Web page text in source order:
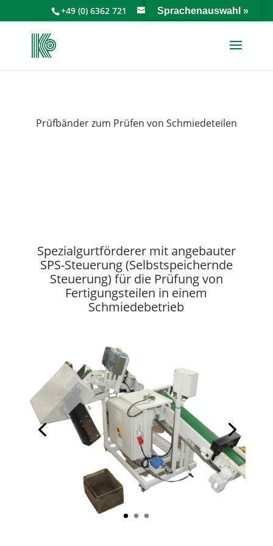
+49 (0) 6362 721 info@keiperkg.de
Prüfbänder zum Prüfen von Schmiedeteilen
Spezialgurtförderer mit angebauter
SPS-Steuerung (Selbstspeichernde
Steuerung) für die Prüfung von
Fertigungsteilen in einem
Schmiedebetrieb
Sprachenauswahl »